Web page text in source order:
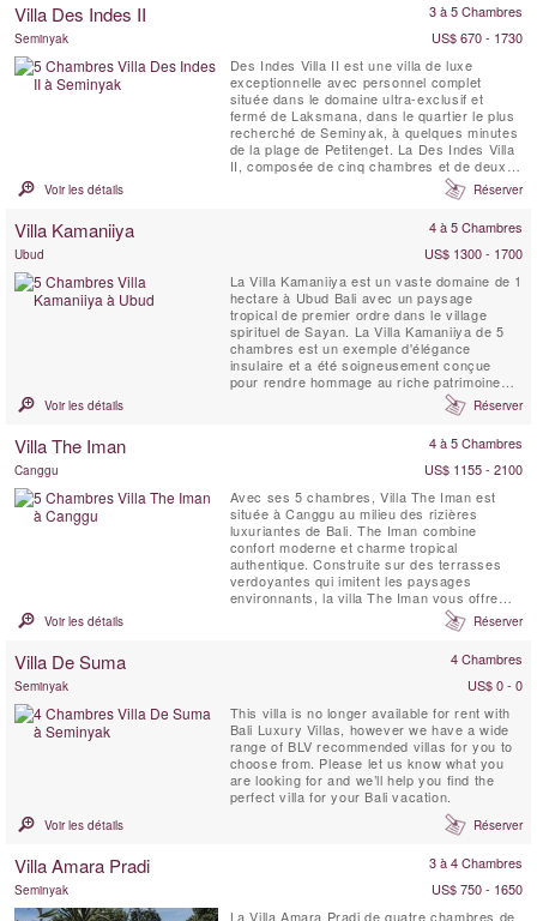
Villa Des Indes II 3 à 5 Chambres
Seminyak
US$ 670 - 1730
Des Indes Villa II est une villa de luxe
exceptionnelle avec personnel complet
située dans le domaine ultra-exclusif et
fermé de Laksmana, dans le quartier le plus
recherché de Seminyak, à quelques minutes
de la plage de Petitenget. La Des Indes Villa
II, composée de cinq chambres et de deux
piscines, met en valeur une interprétation
contemporaine du joglo traditionnel. Des
voûté de son grand pavillon de vie ouvert
Voir les détails Réserver
Villa Kamaniiya 4 à 5 Chambres
Ubud
US$ 1300 - 1700
La Villa Kamaniiya est un vaste domaine de 1
hectare à Ubud Bali avec un paysage
tropical de premier ordre dans le village
spirituel de Sayan. La Villa Kamaniiya de 5
chambres est un exemple d'élégance
insulaire et a été soigneusement conçue
pour rendre hommage au riche patrimoine
artistique de l'Indonésie. Construite avec
une intimité absolue à l'esprit, la Villa
complications du monde extérieur. Il y a
Voir les détails Réserver
Villa The Iman 4 à 5 Chambres
Canggu
US$ 1155 - 2100
Avec ses 5 chambres, Villa The Iman est
située à Canggu au milieu des rizières
luxuriantes de Bali. The Iman combine
confort moderne et charme tropical
authentique. Construite sur des terrasses
verdoyantes qui imitent les paysages
environnants, la villa The Iman vous offre
une sensation d’harmonie totale avec la
nature tout en vous procurant un confort
équipements modernes figurent Apple TV,
écrans plasma géants et installations design
Voir les détails Réserver
Villa De Suma 4 Chambres
Seminyak
US$ 0 - 0
This villa is no longer available for rent with
Bali Luxury Villas, however we have a wide
range of BLV recommended villas for you to
choose from. Please let us know what you
are looking for and we’ll help you find the
perfect villa for your Bali vacation.
Voir les détails Réserver
Villa Amara Pradi 3 à 4 Chambres
Seminyak
US$ 750 - 1650
La Villa Amara Pradi de quatre chambres de